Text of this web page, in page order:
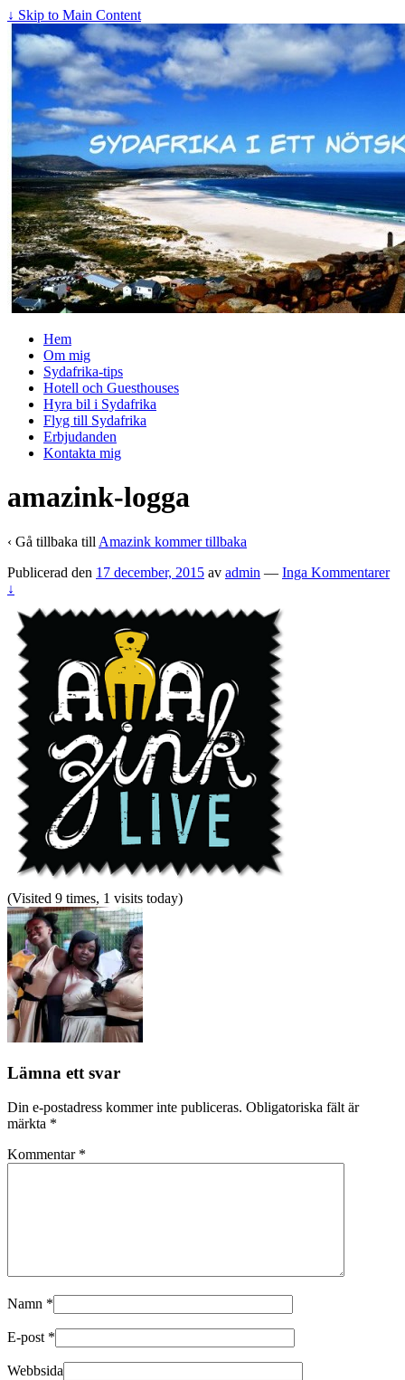
↓ Skip to Main Content
Hem
Om mig
Sydafrika-tips
Hotell och Guesthouses
Hyra bil i Sydafrika
Flyg till Sydafrika
Erbjudanden
Kontakta mig
amazink-logga
‹ Gå tillbaka till Amazink kommer tillbaka
Publicerad den 17 december, 2015 av admin — Inga Kommentarer
↓
(Visited 9 times, 1 visits today)
Lämna ett svar
Din e-postadress kommer inte publiceras. Obligatoriska fält är
märkta *
Kommentar *
Namn *
E-post *
Webbsida